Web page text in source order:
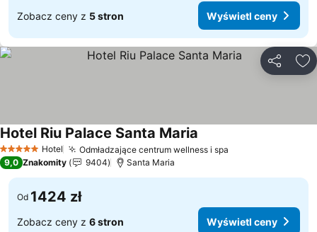
Zobacz ceny z 5 stron Wyświetl ceny
5 KategoriaHotel Odmładzające centrum wellness i spa
Hotel Riu Palace Santa Maria
9,0 Znakomity 9404 Santa Maria
Od 1424 zł
Zobacz ceny z 6 stron Wyświetl ceny